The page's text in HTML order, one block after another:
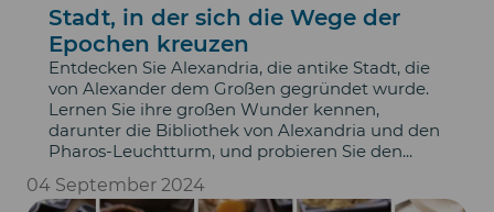
Stadt, in der sich die Wege der
Epochen kreuzen
Entdecken Sie Alexandria, die antike Stadt, die
von Alexander dem Großen gegründet wurde.
Lernen Sie ihre großen Wunder kennen,
darunter die Bibliothek von Alexandria und den
Pharos-Leuchtturm, und probieren Sie den...
04 September 2024